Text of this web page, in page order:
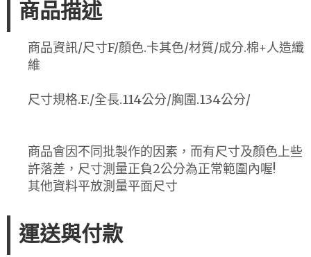
商品描述
商品資訊/尺寸F/顏色.卡其色/材質/成分.棉+人造纖
維
尺寸規格.F./全長.114公分/胸圍.134公分/
商品會因不同批製作的因素，而有尺寸及顏色上些
許落差，尺寸測量正負2公分為正常範圍內喔!
其他資料平放測量平面尺寸
運送與付款